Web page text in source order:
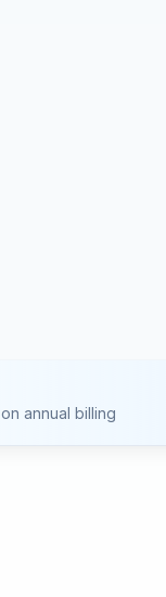
annual billing